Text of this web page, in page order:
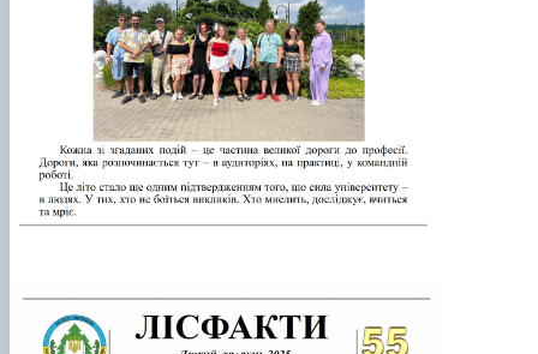
- 28.12.2023 р.), студент 2 курсу з…
ТУШАКОВСЬКИЙ Борис Олександрович
(02.05.1981 - 02.02.2025 р.), випускник 2003 р…
ШЕВЧЕНКО Володимир В’ячеславович
(30.06.1965 - 03.2022 р.), випускник 1992 року.
ШИНКАРЬОВ Олексій Сергійович
- 25.08.2023 р.), випускник 2016 року.
ЯРЕМА Микола Юрійович (13.12.1973 -